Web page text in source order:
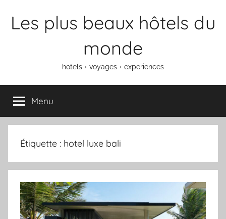
Les plus beaux hôtels du
monde
hotels + voyages + experiences
Menu
Étiquette : hotel luxe bali